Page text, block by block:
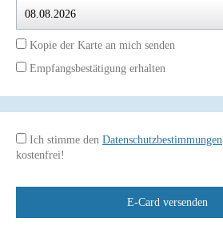
Kopie der Karte an mich senden
Empfangsbestätigung erhalten
Ich stimme den Datenschutzbestimmungen
kostenfrei!